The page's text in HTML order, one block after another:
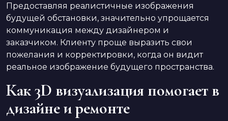
Предоставляя реалистичные изображения
будущей обстановки, значительно упрощается
коммуникация между дизайнером и
заказчиком. Клиенту проще выразить свои
пожелания и корректировки, когда он видит
реальное изображение будущего пространства.
Как 3D визуализация помогает в
дизайне и ремонте